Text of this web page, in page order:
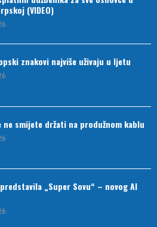
(VIDEO)
znakovi najviše uživaju u ljetu
ne smijete držati na produžnom kablu
„Super Sovu“ – novog AI